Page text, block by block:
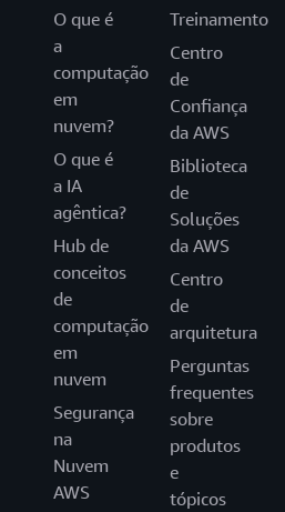
O que é
a
computação
em
nuvem?
O que é
a IA
agêntica?
Hub de
conceitos
de
computação
em
nuvem
Segurança
na
Nuvem
AWS
Treinamento
Centro
de
Confiança
da AWS
Biblioteca
de
Soluções
da AWS
Centro
de
arquitetura
Perguntas
frequentes
sobre
produtos
e
tópicos